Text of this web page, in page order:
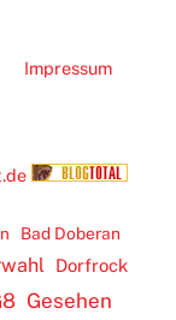
Impressum
Bad Doberan
Dorfrock
Gesehen